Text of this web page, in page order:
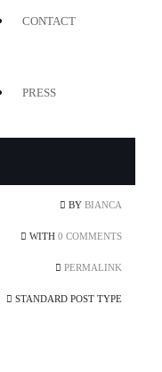
CONTACT
PRESS
BY BIANCA
WITH 0 COMMENTS
PERMALINK
STANDARD POST TYPE